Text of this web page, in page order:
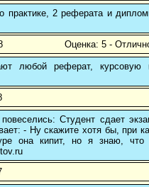
практике, 2 реферата и
Оценка: 5 -
любой реферат,
Студент сдает
- Ну скажите хотя бы, при
она кипит, но я знаю, что